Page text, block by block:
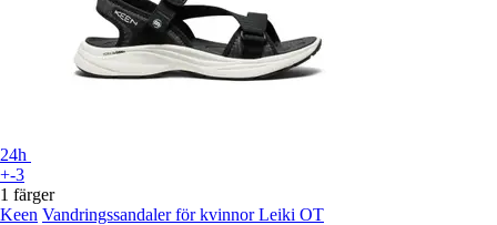
24h
+-3
1 färger
Keen Vandringssandaler för kvinnor Leiki OT